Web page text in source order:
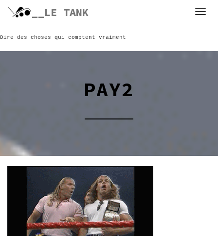
Skip
__LE TANK
Dire des choses qui comptent vraiment
PAY2